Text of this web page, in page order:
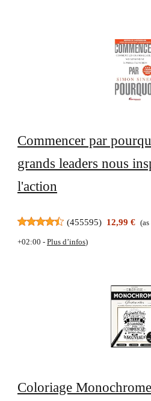
Commencer par
grands leaders nous
l'action
(455595) 12,99 €
+02:00 - Plus d’infos)
Coloriage